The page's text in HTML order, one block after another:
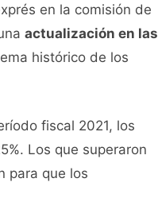
en la comisión de
actualización en las
histórico de los
fiscal 2021, los
Los que superaron
para que los